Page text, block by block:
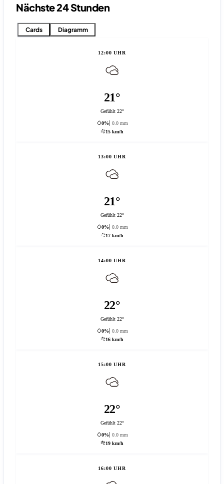
Nächste 24 Stunden
Cards Diagramm
12:00 UHR
21°
Gefühlt 22°
0%
0.0 mm
15 km/h
13:00 UHR
21°
Gefühlt 22°
0%
0.0 mm
17 km/h
14:00 UHR
22°
Gefühlt 22°
0%
0.0 mm
16 km/h
15:00 UHR
22°
Gefühlt 22°
0%
0.0 mm
19 km/h
16:00 UHR